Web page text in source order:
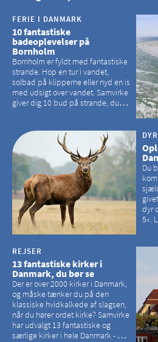
FERIE I DANMARK
10 fantastiske
badeoplevelser på
Bornholm
Bornholm er fyldt med fantastiske
strande. Hop en tur i vandet,
solbad på klipperne eller nyd en is
med udsigt over vandet. Samvirke
giver dig 10 bud på strande, du
DYR
Du
dyr
5«.
REJSER
13 fantastiske kirker i
Danmark, du bør se
Der er over 2000 kirker i Danmark,
og måske tænker du på den
klassiske hvidkalkede af slagsen,
når du hører ordet kirke? Samvirke
har udvalgt 13 fantastiske og
særlige kirker i hele Danmark - og